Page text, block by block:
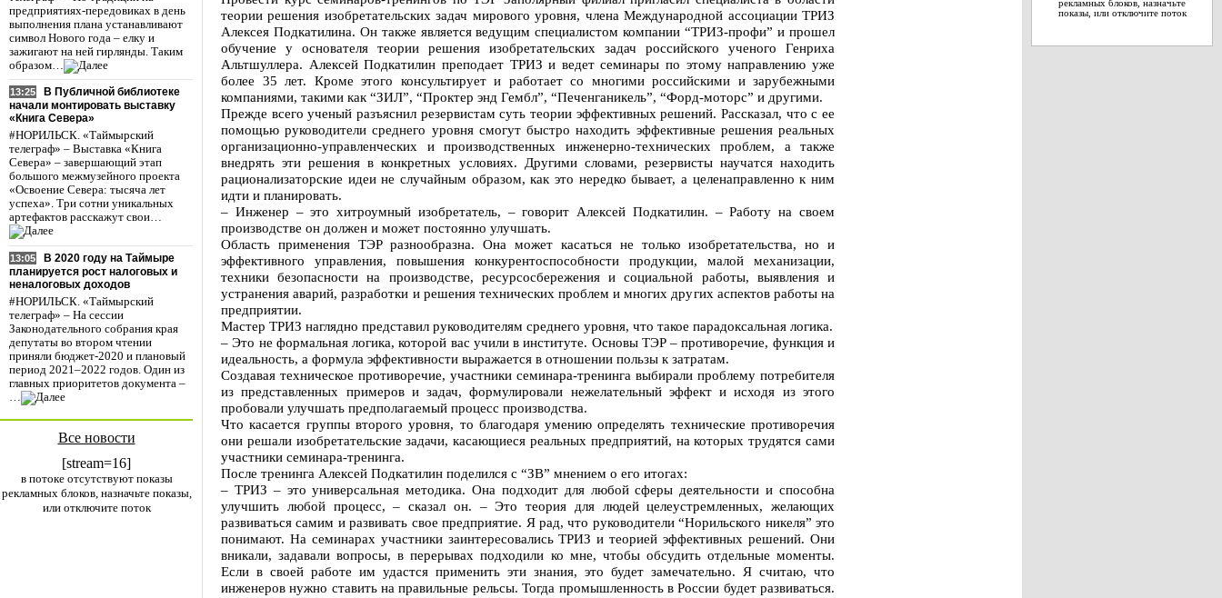
предприятиях-передовиках в день
выполнения плана устанавливают
символ Нового года – елку и
зажигают на ней гирлянды. Таким
образом…
13:25
В Публичной библиотеке
начали монтировать выставку
«Книга Севера»
#НОРИЛЬСК. «Таймырский
телеграф» – Выставка «Книга
Севера» – завершающий этап
большого межмузейного проекта
«Освоение Севера: тысяча лет
успеха». Три сотни уникальных
артефактов расскажут свои…
13:05
В 2020 году на Таймыре
планируется рост налоговых и
неналоговых доходов
#НОРИЛЬСК. «Таймырский
телеграф» – На сессии
Законодательного собрания края
депутаты во втором чтении
приняли бюджет-2020 и плановый
период 2021–2022 годов. Один из
главных приоритетов документа –
…
Все новости
[stream=16]
в потоке отсутствуют показы
рекламных блоков, назначьте показы,
или отключите поток
теории решения изобретательских задач мирового уровня, члена Международной ассоциации ТРИЗ
Алексея Подкатилина. Он также является ведущим специалистом компании “ТРИЗ-профи” и прошел
обучение у основателя теории решения изобретательских задач российского ученого Генриха
Альтшуллера. Алексей Подкатилин преподает ТРИЗ и ведет семинары по этому направлению уже
более 35 лет. Кроме этого консультирует и работает со многими российскими и зарубежными
компаниями, такими как “ЗИЛ”, “Проктер энд Гембл”, “Печенганикель”, “Форд-моторс” и другими.
Прежде всего ученый разъяснил резервистам суть теории эффективных решений. Рассказал, что с ее
помощью руководители среднего уровня смогут быстро находить эффективные решения реальных
организационно-управленческих и производственных инженерно-технических проблем, а также
внедрять эти решения в конкретных условиях. Другими словами, резервисты научатся находить
рационализаторские идеи не случайным образом, как это нередко бывает, а целенаправленно к ним
идти и планировать.
– Инженер – это хитроумный изобретатель, – говорит Алексей Подкатилин. – Работу на своем
производстве он должен и может постоянно улучшать.
Область применения ТЭР разнообразна. Она может касаться не только изобретательства, но и
эффективного управления, повышения конкурентоспособности продукции, малой механизации,
техники безопасности на производстве, ресурсосбережения и социальной работы, выявления и
устранения аварий, разработки и решения технических проблем и многих других аспектов работы на
предприятии.
Мастер ТРИЗ наглядно представил руководителям среднего уровня, что такое парадоксальная логика.
– Это не формальная логика, которой вас учили в институте. Основы ТЭР – противоречие, функция и
идеальность, а формула эффективности выражается в отношении пользы к затратам.
Создавая техническое противоречие, участники семинара-тренинга выбирали проблему потребителя
из представленных примеров и задач, формулировали нежелательный эффект и исходя из этого
пробовали улучшать предполагаемый процесс производства.
Что касается группы второго уровня, то благодаря умению определять технические противоречия
они решали изобретательские задачи, касающиеся реальных предприятий, на которых трудятся сами
участники семинара-тренинга.
После тренинга Алексей Подкатилин поделился с “ЗВ” мнением о его итогах:
– ТРИЗ – это универсальная методика. Она подходит для любой сферы деятельности и способна
улучшить любой процесс, – сказал он. – Это теория для людей целеустремленных, желающих
развиваться самим и развивать свое предприятие. Я рад, что руководители “Норильского никеля” это
понимают. На семинарах участники заинтересовались ТРИЗ и теорией эффективных решений. Они
вникали, задавали вопросы, в перерывах подходили ко мне, чтобы обсудить отдельные моменты.
Если в своей работе им удастся применить эти знания, это будет замечательно. Я считаю, что
инженеров нужно ставить на правильные рельсы. Тогда промышленность в России будет развиваться.
рекламных блоков, назначьте
показы, или отключите поток